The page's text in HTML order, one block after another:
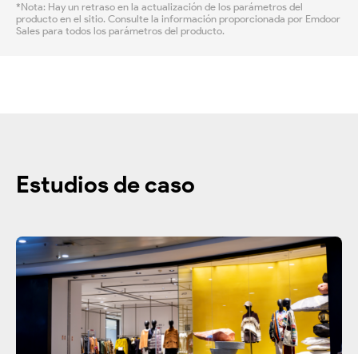
*Nota: Hay un retraso en la actualización de los parámetros del
producto en el sitio. Consulte la información proporcionada por Emdoor
Sales para todos los parámetros del producto.
Estudios de caso